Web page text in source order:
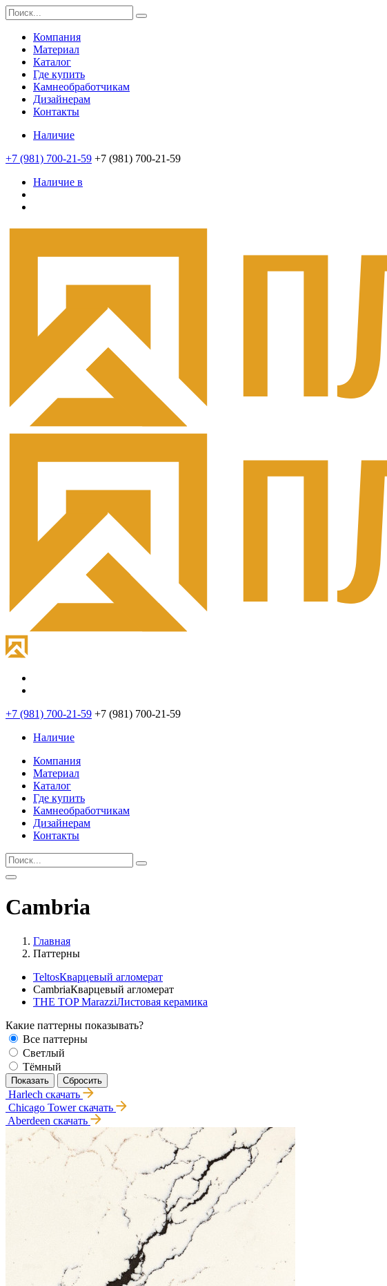
Компания
Материал
Каталог
Где купить
Камнеобработчикам
Дизайнерам
Контакты
Наличие
+7 (981) 700-21-59 +7 (981) 700-21-59
Наличие в
+7 (981) 700-21-59 +7 (981) 700-21-59
Наличие
Компания
Материал
Каталог
Где купить
Камнеобработчикам
Дизайнерам
Контакты
Cambria
Главная
Паттерны
TeltosКварцевый агломерат
CambriaКварцевый агломерат
THE TOP MarazziЛистовая керамика
Какие паттерны показывать?
Все паттерны
Светлый
Тёмный
Harlech скачать
Chicago Towerскачать
Aberdeen скачать